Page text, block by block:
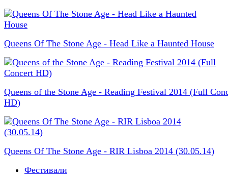
Queens Of The Stone Age - Head Like a Haunted House
Queens of the Stone Age - Reading Festival 2014 (Full
HD)
Queens Of The Stone Age - RIR Lisboa 2014 (30.05.14)
Фестивали